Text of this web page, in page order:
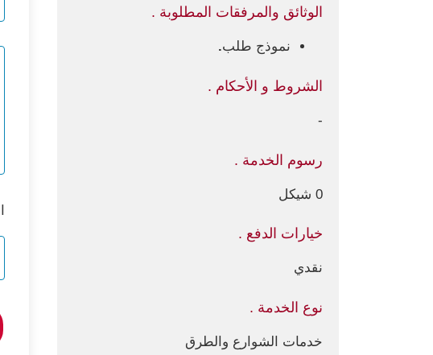
الوثائق والمرفقات المطلوبة .
نموذج طلب.
الشروط و الأحكام .
-
رسوم الخدمة .
0 شيكل
خيارات الدفع .
نقدي
نوع الخدمة .
خدمات الشوارع والطرق